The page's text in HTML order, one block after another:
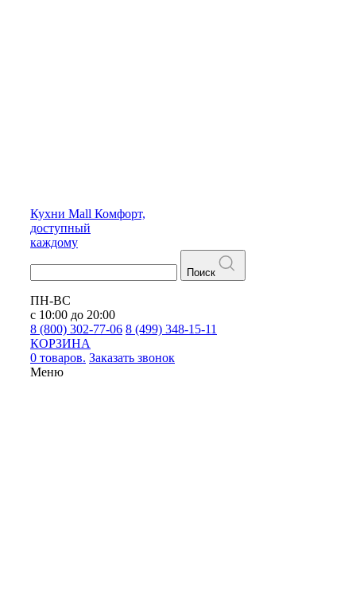
Кухни Mall Комфорт,
доступный
каждому
Поиск
ПН-ВС
с 10:00 до 20:00
8 (800) 302-77-06 8 (499) 348-15-11
КОРЗИНА
0 товаров. Заказать звонок
Меню